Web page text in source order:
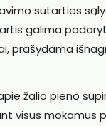
sutarties
galima
prašydama
žalio pieno
visus mokamus